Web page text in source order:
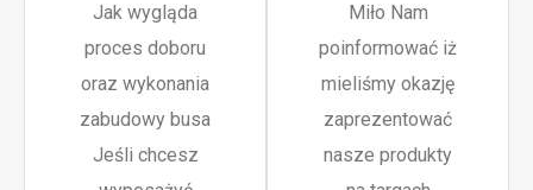
Jak wygląda
proces doboru
oraz wykonania
zabudowy busa
Jeśli chcesz
Miło Nam
poinformować iż
mieliśmy okazję
zaprezentować
nasze produkty